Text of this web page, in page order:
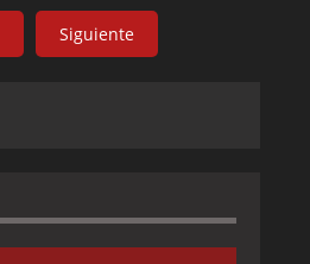
Siguiente